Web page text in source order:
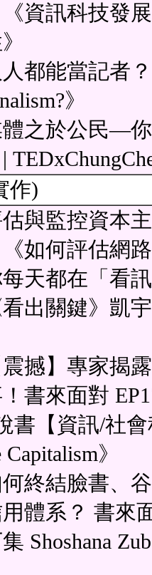
資訊科技發
都能當記者
》
之於公民—
作)
與監控資本
如何評估網
天都在「看
出關鍵》凱
撼】專家揭
書來面對
書【資訊/社會
》
終結臉書、
體系？ 書來
Shoshana